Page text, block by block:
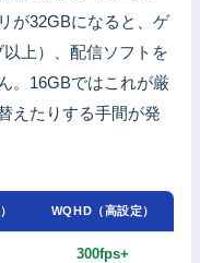
が32GBになると、ゲ
上）、配信ソフトを
。16GBではこれが厳
えたりする手間が発
WQHD（高設定）
300fps+